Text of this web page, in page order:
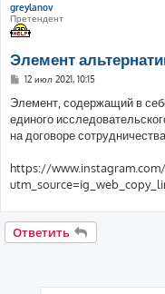
greylanov
Претендент
Элемент
С
о
б
щ
е
н
е
12 июл 2021, 10:15
Элемент, содержащий в
единого
на договоре
https://
Ответить